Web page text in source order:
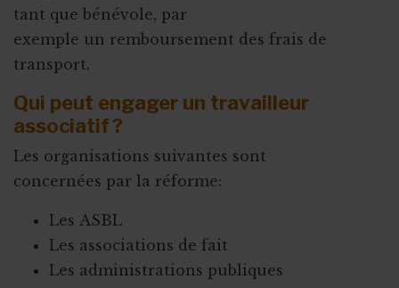
tant que bénévole, par
exemple un remboursement des frais de
transport.
Qui peut engager un travailleur
associatif ?
Les organisations suivantes sont
concernées par la réforme:
Les ASBL
Les associations de fait
Les administrations publiques